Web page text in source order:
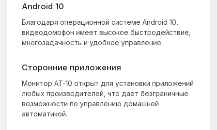
Android 10
Благодаря операционной системе Android 10,
видеодомофон имеет высокое быстродействие,
многозадачность и удобное управление.
Сторонние приложения
Монитор AT-10 открыт для установки приложений
любых производителей, что даёт безграничные
возможности по управлению домашней
автоматикой.